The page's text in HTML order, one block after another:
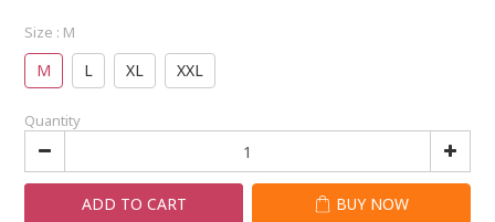
Size : M
M L XL XXL
Quantity
ADD TO CART BUY NOW